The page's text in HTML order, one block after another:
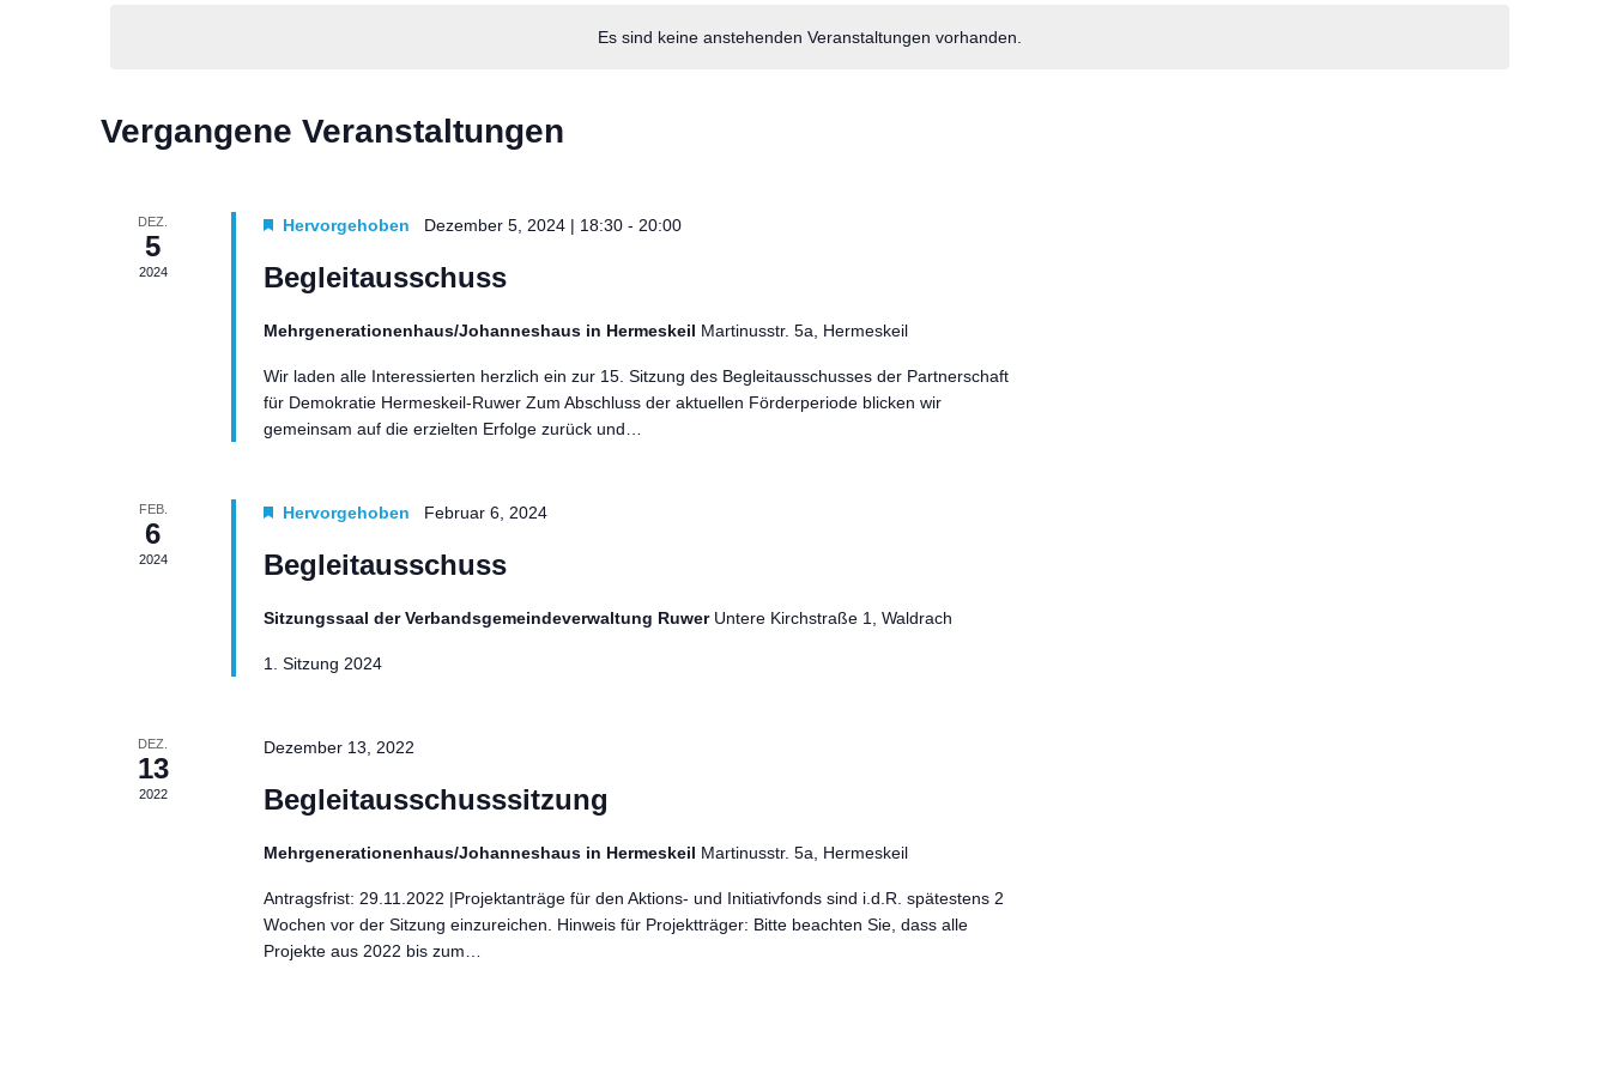
Es sind keine anstehenden Veranstaltungen vorhanden.
Vergangene Veranstaltungen
DEZ.
5
2024
Hervorgehoben Dezember 5, 2024 | 18:30- 20:00
Begleitausschuss
Mehrgenerationenhaus/Johanneshaus in Hermeskeil Martinusstr. 5a, Hermeskeil
Wir laden alle Interessierten herzlich ein zur 15. Sitzung des Begleitausschusses der Partnerschaft
für Demokratie Hermeskeil-Ruwer Zum Abschluss der aktuellen Förderperiode blicken wir
gemeinsam auf die erzielten Erfolge zurück und…
FEB.
6
2024
Hervorgehoben Februar 6, 2024
Begleitausschuss
Sitzungssaal der Verbandsgemeindeverwaltung Ruwer Untere Kirchstraße 1, Waldrach
1. Sitzung 2024
DEZ.
13
2022
Dezember 13, 2022
Begleitausschusssitzung
Mehrgenerationenhaus/Johanneshaus in Hermeskeil Martinusstr. 5a, Hermeskeil
Antragsfrist: 29.11.2022 |Projektanträge für den Aktions- und Initiativfonds sind i.d.R. spätestens 2
Wochen vor der Sitzung einzureichen. Hinweis für Projektträger: Bitte beachten Sie, dass alle
Projekte aus 2022 bis zum…